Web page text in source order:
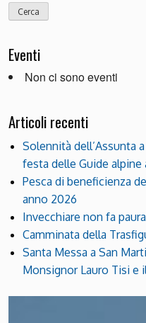
Eventi
Non ci sono eventi
Articoli recenti
Solennità dell’Assunta
festa delle Guide alpine
Pesca di beneficienza
anno 2026
Invecchiare non fa paura
Camminata della
Santa Messa a San
Monsignor Lauro Tisi e